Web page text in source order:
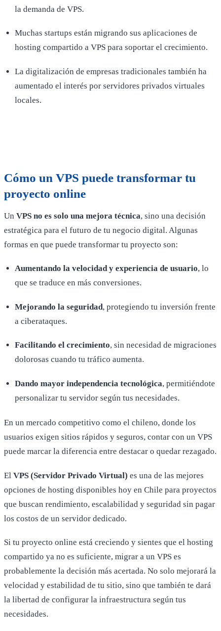
la demanda de VPS.
Muchas startups están migrando sus aplicaciones de
hosting compartido a VPS para soportar el crecimiento.
La digitalización de empresas tradicionales también ha
aumentado el interés por servidores privados virtuales
locales.
Cómo un VPS puede transformar tu
proyecto online
Un VPS no es solo una mejora técnica, sino una decisión
estratégica para el futuro de tu negocio digital. Algunas
formas en que puede transformar tu proyecto son:
Aumentando la velocidad y experiencia de usuario, lo
que se traduce en más conversiones.
Mejorando la seguridad, protegiendo tu inversión frente
a ciberataques.
Facilitando el crecimiento, sin necesidad de migraciones
dolorosas cuando tu tráfico aumenta.
Dando mayor independencia tecnológica, permitiéndote
personalizar tu servidor según tus necesidades.
En un mercado competitivo como el chileno, donde los
usuarios exigen sitios rápidos y seguros, contar con un VPS
puede marcar la diferencia entre destacar o quedar rezagado.
El VPS (Servidor Privado Virtual) es una de las mejores
opciones de hosting disponibles hoy en Chile para proyectos
que buscan rendimiento, escalabilidad y seguridad sin pagar
los costos de un servidor dedicado.
Si tu proyecto online está creciendo y sientes que el hosting
compartido ya no es suficiente, migrar a un VPS es
probablemente la decisión más acertada. No solo mejorará la
velocidad y estabilidad de tu sitio, sino que también te dará
la libertad de configurar la infraestructura según tus
necesidades.